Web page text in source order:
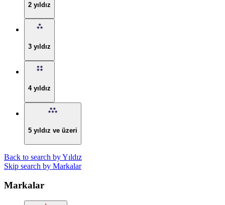
2 yıldız
3 yıldız
4 yıldız
5 yıldız ve üzeri
Back to search by Yıldız
Skip search by Markalar
Markalar